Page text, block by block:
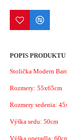
POPIS PRODUKTU
Stolička Modern
Rozmery: 55x65cm
Rozmery sedenia:
Výška sedu: 50cm
Výška operadla: